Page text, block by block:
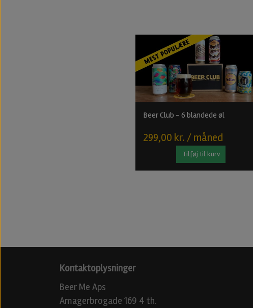
Beer Club - 6 blandede øl
299,00 kr. / måned
Tilføj til kurv
Kontaktoplysninger
Beer Me Aps
Amagerbrogade 169 4 th.